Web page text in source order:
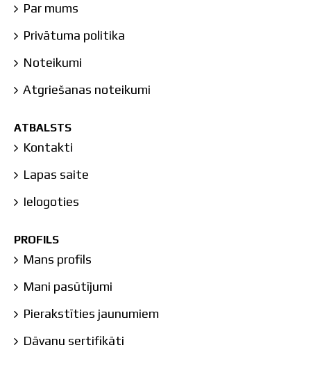
Par mums
Privātuma politika
Noteikumi
Atgriešanas noteikumi
ATBALSTS
Kontakti
Lapas saite
Ielogoties
PROFILS
Mans profils
Mani pasūtījumi
Pierakstīties jaunumiem
Dāvanu sertifikāti